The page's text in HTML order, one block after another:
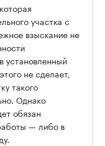
участка с
взыскание не
установленный
не сделает,
такого
Однако
обязан
— либо в